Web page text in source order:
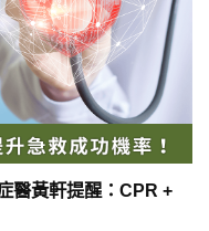
醫黃軒提醒：CPR +